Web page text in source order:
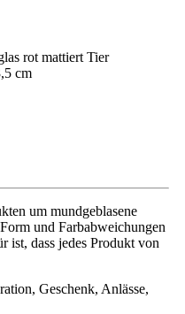
rot mattiert Tier
cm
um mundgeblasene
und Farbabweichungen
ist, dass jedes Produkt von
Geschenk, Anlässe,